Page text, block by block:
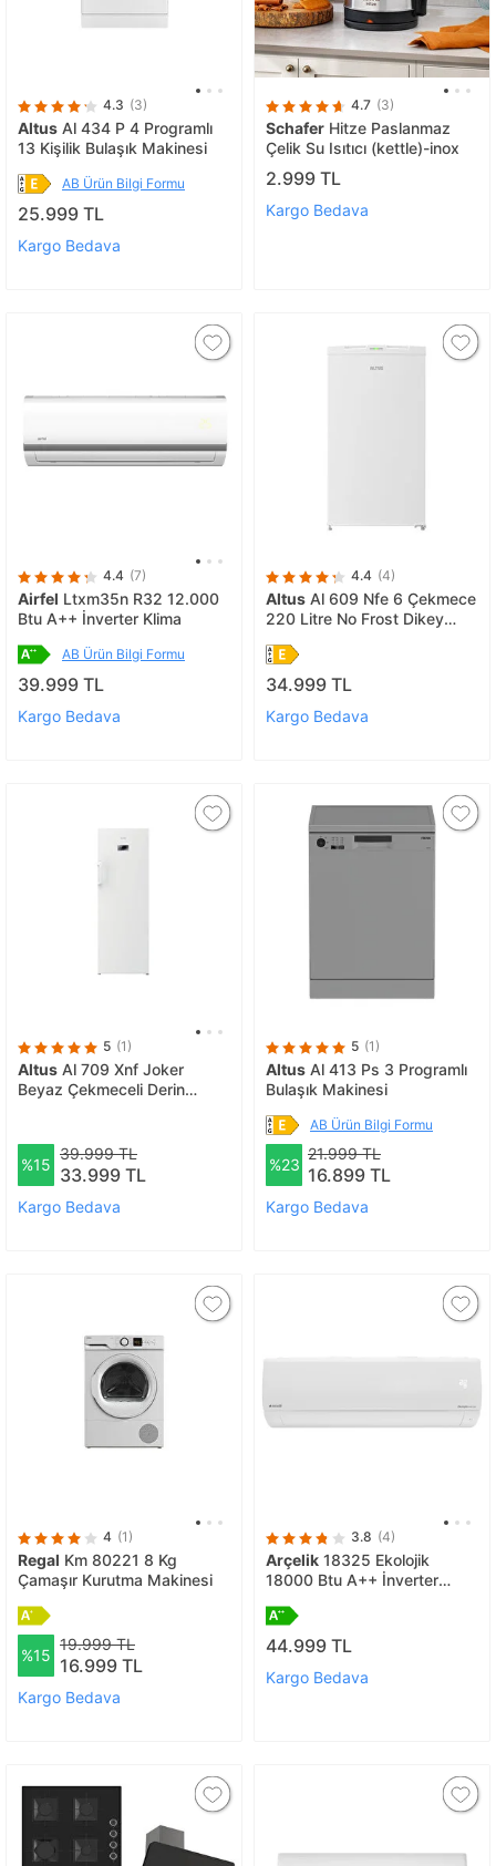
4.3 (3)
Altus Al 434 P 4 Programlı
13 Kişilik Bulaşık Makinesi
AB Ürün Bilgi Formu
25.999 TL
Kargo Bedava
4.7 (3)
Schafer Hitze Paslanmaz
Çelik Su Isıtıcı (kettle)-inox
2.999 TL
Kargo Bedava
4.4 (7)
Airfel Ltxm35n R32 12.000
Btu A++ İnverter Klima
AB Ürün Bilgi Formu
39.999 TL
Kargo Bedava
4.4 (4)
Altus Al 609 Nfe 6 Çekmece
220 Litre No Frost Dikey
34.999 TL
Kargo Bedava
5 (1)
Altus Al 709 Xnf Joker
Beyaz Çekmeceli Derin
%15
39.999 TL
33.999 TL
Kargo Bedava
5 (1)
Altus Al 413 Ps 3 Programlı
Bulaşık Makinesi
AB Ürün Bilgi Formu
%23
21.999 TL
16.899 TL
Kargo Bedava
4 (1)
Regal Km 80221 8 Kg
Çamaşır Kurutma Makinesi
%15
19.999 TL
16.999 TL
Kargo Bedava
3.8 (4)
Arçelik 18325 Ekolojik
18000 Btu A++ İnverter
44.999 TL
Kargo Bedava